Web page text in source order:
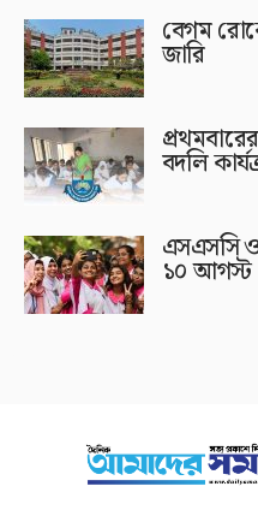
বেগম
জারি
বদলি
এসএসসি
১০ আগস্ট